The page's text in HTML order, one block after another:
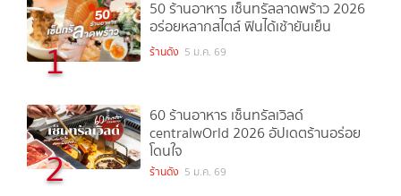
1
50 ร้านอาหาร เซ็นทรัลลาดพร้าว 2026
อร่อยหลากสไตล์ ฟินได้เช้ายันเย็น
ร้านดัง 5 ม.ค. 69
2
60 ร้านอาหาร เซ็นทรัลเวิลด์
centralwOrld 2026 อัปเดตร้านอร่อย
โดนใจ
ร้านดัง 5 ม.ค. 69